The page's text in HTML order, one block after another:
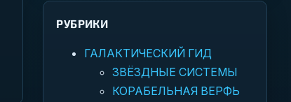
РУБРИКИ
ГАЛАКТИЧЕСКИЙ ГИД
ЗВЁЗДНЫЕ СИСТЕМЫ
КОРАБЕЛЬНАЯ ВЕРФЬ